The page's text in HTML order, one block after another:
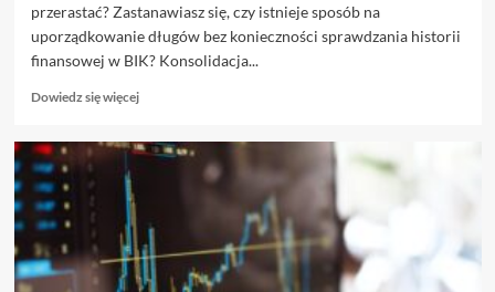
przerastać? Zastanawiasz się, czy istnieje sposób na
uporządkowanie długów bez konieczności sprawdzania historii
finansowej w BIK? Konsolidacja...
Dowiedz się więcejDowiedz
o
pozabankowa
bez
BIK